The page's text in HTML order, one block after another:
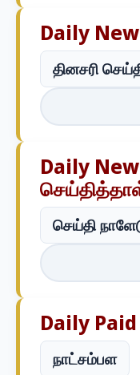
Daily
தினசரி
Daily
செய்தி
Daily Paid
நாட்சம்பள